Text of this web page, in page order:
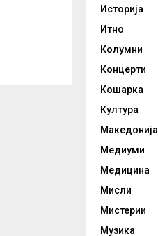
Историја
Итно
Колумни
Концерти
Кошарка
Култура
Македонија
Медиуми
Медицина
Мисли
Мистерии
Музика